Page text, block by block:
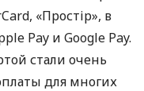
«Простір», в
Pay и Google Pay.
стали очень
для многих